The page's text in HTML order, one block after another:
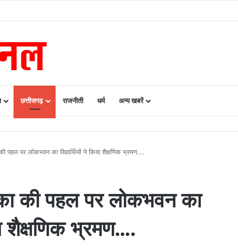
के ‘मुस्कुराता बस्तर’ पहल की सराहना….
छत्तीसगढ़ राजनीती धर्म अन्य खबरें
पहल पर लोकभवन का विद्यार्थियों ने किया शैक्षणिक भ्रमण….
की पहल पर लोकभवन का
शैक्षणिक भ्रमण….